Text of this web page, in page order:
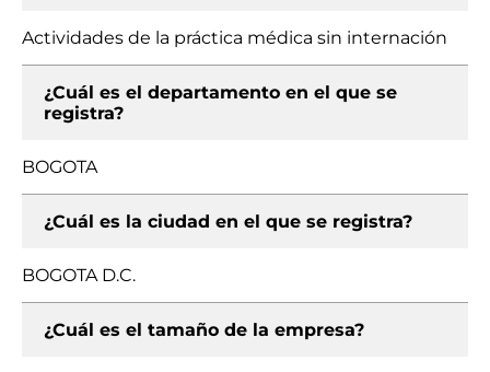
Actividades de la práctica médica sin internación
¿Cuál es el departamento en el que se
registra?
BOGOTA
¿Cuál es la ciudad en el que se registra?
BOGOTA D.C.
¿Cuál es el tamaño de la empresa?